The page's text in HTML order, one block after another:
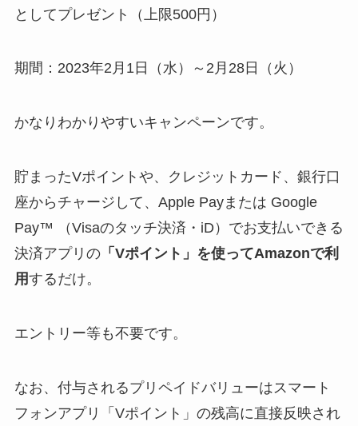
としてプレゼント（上限500円）
期間：2023年2月1日（水）～2月28日（火）
かなりわかりやすいキャンペーンです。
貯まったVポイントや、クレジットカード、銀行口
座からチャージして、Apple Payまたは Google
Pay™ （Visaのタッチ決済・iD）でお支払いできる
決済アプリの「Vポイント」を使ってAmazonで利
用するだけ。
エントリー等も不要です。
なお、付与されるプリペイドバリューはスマート
フォンアプリ「Vポイント」の残高に直接反映され